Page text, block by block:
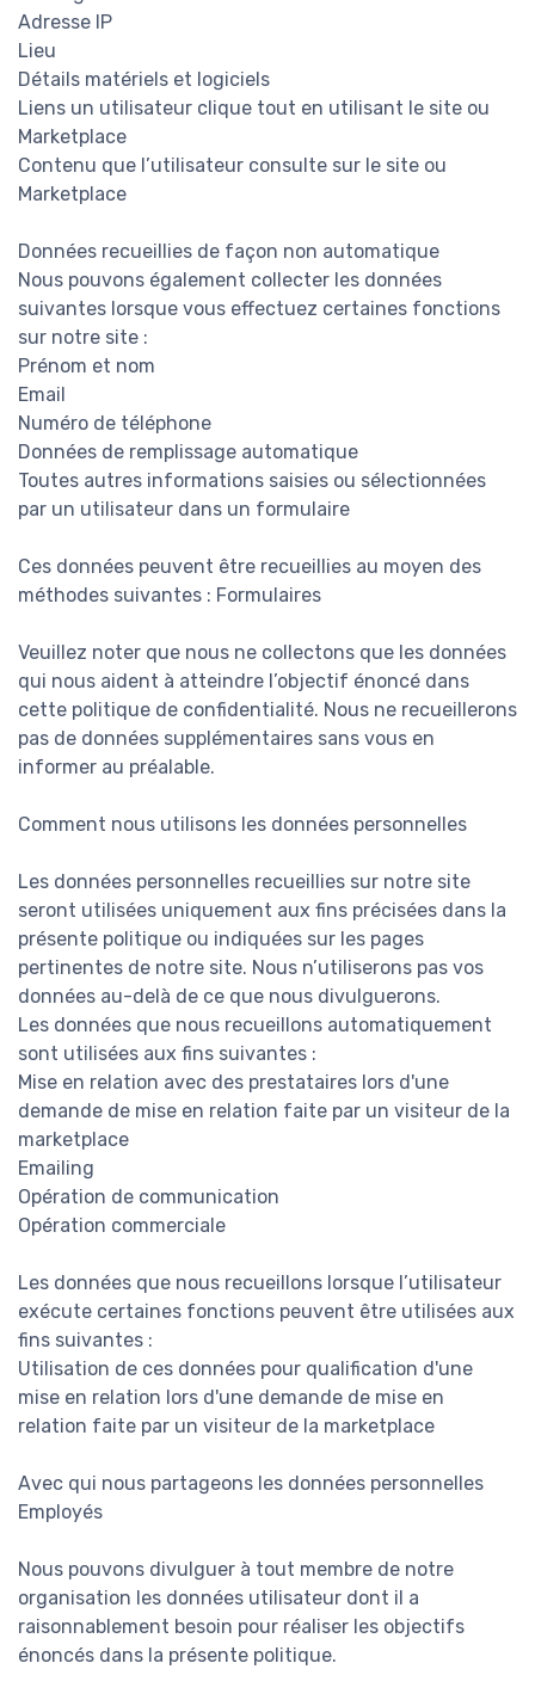
Adresse IP
Lieu
Détails matériels et logiciels
Liens un utilisateur clique tout en utilisant le site ou
Marketplace
Contenu que l’utilisateur consulte sur le site ou
Marketplace
Données recueillies de façon non automatique
Nous pouvons également collecter les données
suivantes lorsque vous effectuez certaines fonctions
sur notre site :
Prénom et nom
Email
Numéro de téléphone
Données de remplissage automatique
Toutes autres informations saisies ou sélectionnées
par un utilisateur dans un formulaire
Ces données peuvent être recueillies au moyen des
méthodes suivantes : Formulaires
Veuillez noter que nous ne collectons que les données
qui nous aident à atteindre l’objectif énoncé dans
cette politique de confidentialité. Nous ne recueillerons
pas de données supplémentaires sans vous en
informer au préalable.
Comment nous utilisons les données personnelles
Les données personnelles recueillies sur notre site
seront utilisées uniquement aux fins précisées dans la
présente politique ou indiquées sur les pages
pertinentes de notre site. Nous n’utiliserons pas vos
données au-delà de ce que nous divulguerons.
Les données que nous recueillons automatiquement
sont utilisées aux fins suivantes :
Mise en relation avec des prestataires lors d'une
demande de mise en relation faite par un visiteur de la
marketplace
Emailing
Opération de communication
Opération commerciale
Les données que nous recueillons lorsque l’utilisateur
exécute certaines fonctions peuvent être utilisées aux
fins suivantes :
Utilisation de ces données pour qualification d'une
mise en relation lors d'une demande de mise en
relation faite par un visiteur de la marketplace
Avec qui nous partageons les données personnelles
Employés
Nous pouvons divulguer à tout membre de notre
organisation les données utilisateur dont il a
raisonnablement besoin pour réaliser les objectifs
énoncés dans la présente politique.